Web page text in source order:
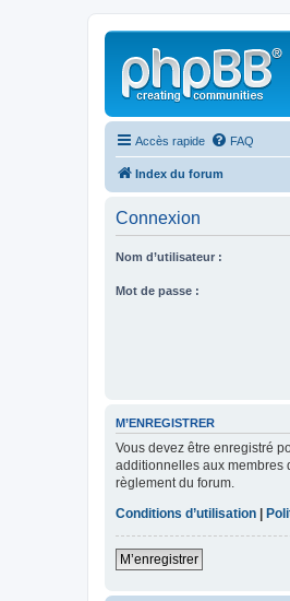
Accès rapide FAQ
Index du forum
Connexion
Nom d’utilisateur :
Mot de passe :
M’ENREGISTRER
Vous devez être enregistré
additionnelles aux membres
règlement du forum.
Conditions d’utilisation
M’enregistrer